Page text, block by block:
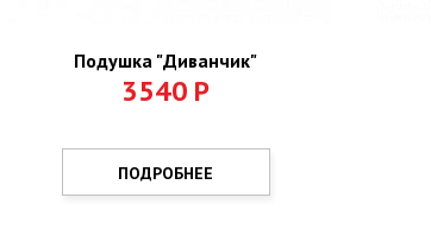
Подушка "Диванчик"
3540 Р
ПОДРОБНЕЕ